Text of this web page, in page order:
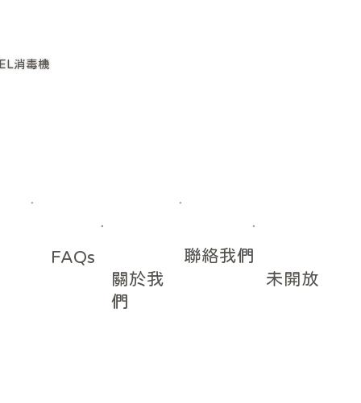
消毒機
FAQs
​關於我
們
聯絡我們
未開放